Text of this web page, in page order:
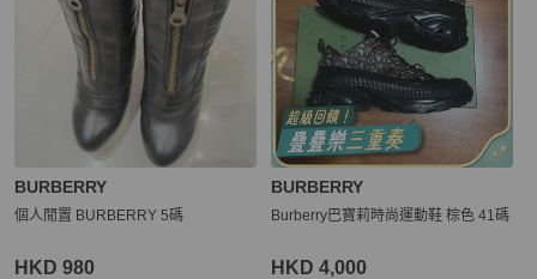
BURBERRY
個人閒置 BURBERRY 5碼
HKD 980
BURBERRY
Burberry巴寶莉時尚運動鞋 棕色 41碼
HKD 4,000